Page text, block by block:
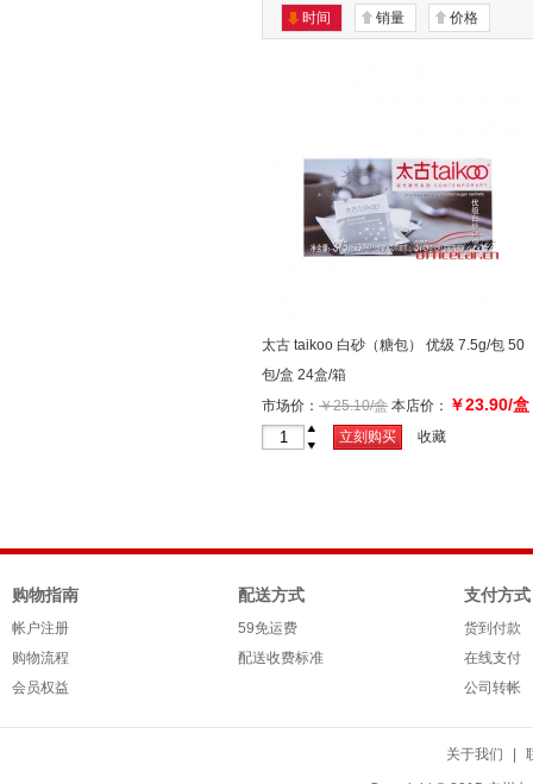
时间 销量 价格
太古 taikoo 白砂（糖包） 优级 7.5g/包 50
包/盒 24盒/箱
市场价： ￥25.10/盒 本店价： ￥23.90/盒
-
立刻购买 收藏
购物指南
帐户注册
购物流程
会员权益
配送方式
59免运费
配送收费标准
支付方式
货到付款
在线支付
公司转帐
关于我们